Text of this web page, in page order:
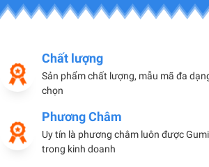
Chất lượng
Sản phẩm chất lượng, mẫu mã đa
chọn
Phương Châm
Uy tín là phương châm luôn được
trong kinh doanh